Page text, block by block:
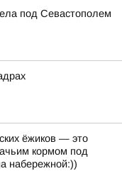
под Севастополем
ёжиков — это
кормом под
набережной:))